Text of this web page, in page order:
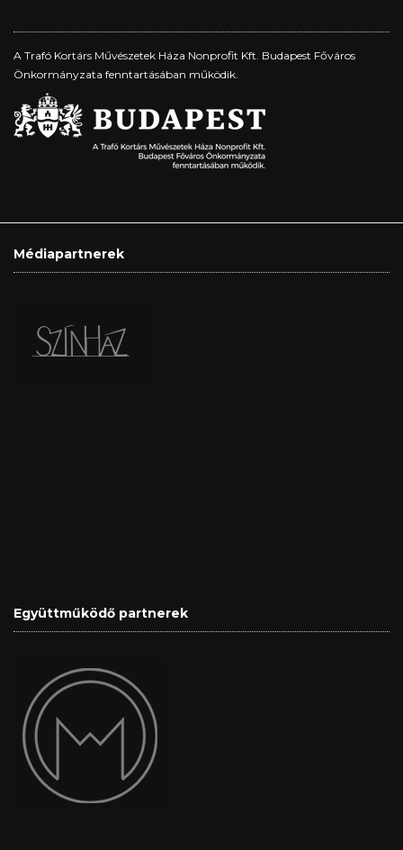
A Trafó Kortárs Művészetek Háza Nonprofit Kft. Budapest Főváros
Önkormányzata fenntartásában működik.
Médiapartnerek
Együttműködő partnerek